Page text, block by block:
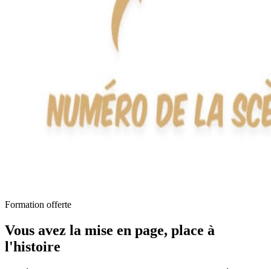
Formation offerte
Vous avez la mise en page, place à
l'histoire